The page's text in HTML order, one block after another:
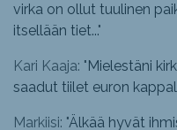
virka on ollut tuulinen
itsellään tiet..."
Kari Kaaja: "Mielestäni
saadut tiilet euron
Markiisi: "Älkää hyvät